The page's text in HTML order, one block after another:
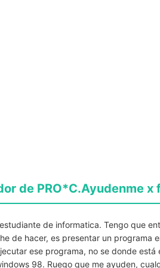
de PRO*C.Ayudenme x
de informatica. Tengo que
de hacer, es presentar un programa
ese programa, no se donde
98. Ruego que me ayuden,